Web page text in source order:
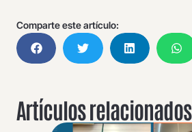
Comparte este artículo:
Artículos relacionados